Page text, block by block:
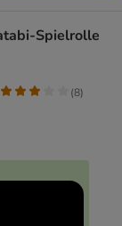
Spielrolle
(8)